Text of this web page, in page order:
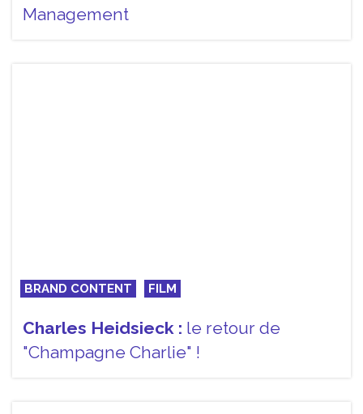
Management
BRAND CONTENT FILM
Charles Heidsieck : le retour de
"Champagne Charlie" !